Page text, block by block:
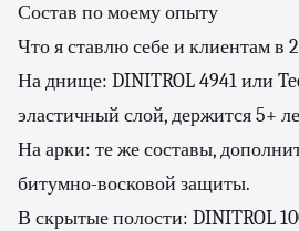
Состав по моему опыту
Что я ставлю себе и клиентам в
На днище: DINITROL 4941 или
эластичный слой, держится 5+
На арки: те же составы,
битумно-восковой защиты.
В скрытые полости: DINITROL